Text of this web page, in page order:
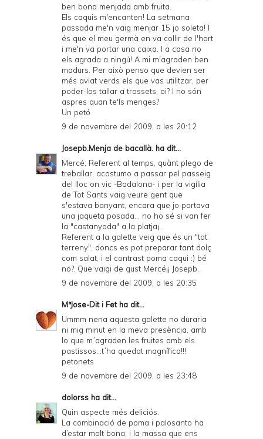
ben bona menjada amb fruita.
Els caquis m'encanten! La setmana
passada me'n vaig menjar 15 jo soleta! I
és que el meu germà en va collir de l'hort
i me'n va portar una caixa. I a casa no
els agrada a ningú! A mi m'agraden ben
madurs. Per això penso que devien ser
més aviat verds els que vas utilitzar, per
poder-los tallar a trossets, oi? I no són
aspres quan te'ls menges?
Un petó
9 de novembre del 2009, a les 20:12
Josepb.Menja de bacallà. ha dit...
Mercé; Referent al temps, quànt plego de
treballar, acostumo a passar pel passeig
del lloc on vic -Badalona- i per la vigília
de Tot Sants vaig veure gent que
s'estava banyant, encara que jo portava
una jaqueta posada... no ho sé si van fer
la "castanyada" a la platja¡.
Referent a la galette veig que és un "tot
terreny", doncs es pot preparar tant dolç
com salat, i el contrast poma caqui :) bé
no?. Que vaigi de gust Mercé¡¡ Josepb.
9 de novembre del 2009, a les 20:35
MªJose-Dit i Fetha dit...
Ummm nena aquesta galette no duraria
ni mig minut en la meva presència, amb
lo que m´agraden les fruites amb els
pastissos...t´ha quedat magnífica!!!
petonets
9 de novembre del 2009, a les 23:48
dolorss ha dit...
Quin aspecte més deliciós.
La combinació de poma i palosanto ha
d’estar molt bona, i la massa que ens